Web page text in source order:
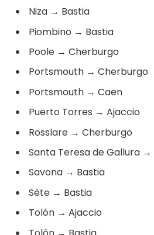
Niza → Bastia
Piombino → Bastia
Poole → Cherburgo
Portsmouth → Cherburgo
Portsmouth → Caen
Puerto Torres → Ajaccio
Rosslare → Cherburgo
Santa Teresa de Gallura →
Savona → Bastia
Sète → Bastia
Tolón → Ajaccio